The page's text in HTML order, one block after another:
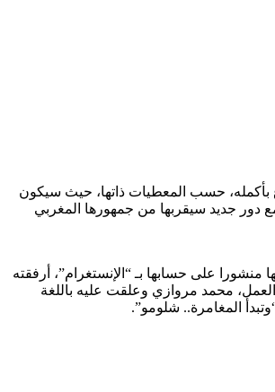
بأكمله، حسب المعطيات ذاتها، حيث سيكون
دور جديد سيقربها من جمهورها المغربي
منشورا على حسابها بـ “الإنستغرام”، أرفقته
محمد مروازي وعلقت عليه باللغة
المغامرة.. شلومو”.